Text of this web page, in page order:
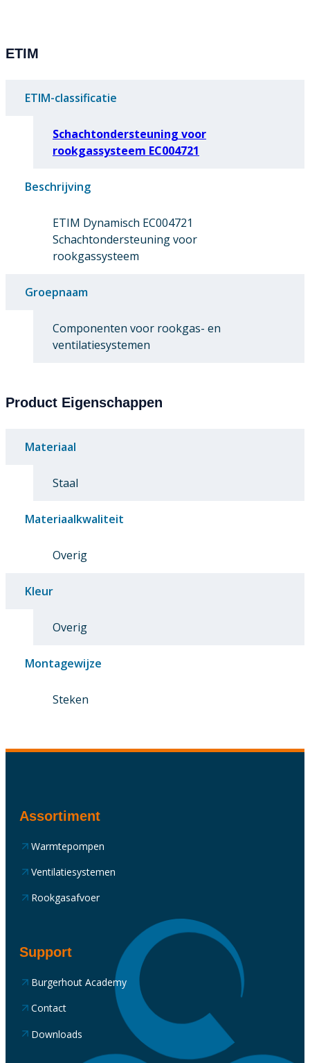
ETIM
ETIM-classificatie
Schachtondersteuning voor
rookgassysteem EC004721
Beschrijving
ETIM Dynamisch EC004721
Schachtondersteuning voor
rookgassysteem
Groepnaam
Componenten voor rookgas- en
ventilatiesystemen
Product Eigenschappen
Materiaal
Staal
Materiaalkwaliteit
Overig
Kleur
Overig
Montagewijze
Steken
Assortiment
Warmtepompen
Ventilatiesystemen
Rookgasafvoer
Support
Burgerhout Academy
Contact
Downloads